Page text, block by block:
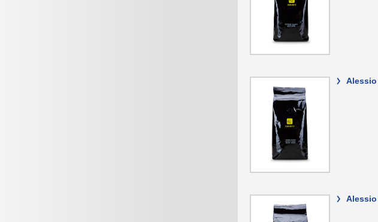
> Alessio
> Alessio